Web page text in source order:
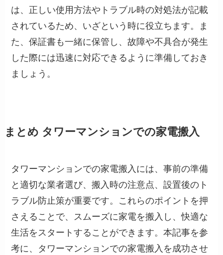
は、正しい使用方法やトラブル時の対処法が記載
されているため、いざという時に役立ちます。ま
た、保証書も一緒に保管し、故障や不具合が発生
した際には迅速に対応できるように準備しておき
ましょう。
まとめ タワーマンションでの家電搬入
タワーマンションでの家電搬入には、事前の準備
と適切な業者選び、搬入時の注意点、設置後のト
ラブル防止策が重要です。これらのポイントを押
さえることで、スムーズに家電を搬入し、快適な
生活をスタートすることができます。本記事を参
考に、タワーマンションでの家電搬入を成功させ